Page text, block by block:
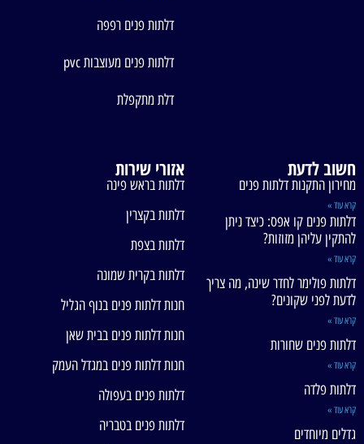
דלתות פנים רפפה
דלתות פנים מעוצבות pvc
דלת מתקפלת
חשוב לדעת
מחירון התקנות דלתות פנים
קרא עוד »
דלתות פנים קו אפס: כיצד ניתן
להתקין עליהן מזוזות?
קרא עוד »
דלתות פולימר לחדר שינה, מה צריך
לדעת לפני שקונים?
קרא עוד »
דלתות פנים שחורות
קרא עוד »
דלתות פלדה
קרא עוד »
גדלים מיוחדים
אזורי שירות
דלתות בראש פינה
דלתות בקצרין
דלתות בצפת
דלתות בקרית שמונה
חנות דלתות פנים בנוף הגליל
חנות דלתות פנים בבית שאן
חנות דלתות פנים במגדל העמק
דלתות פנים בעפולה
דלתות פנים בטבריה